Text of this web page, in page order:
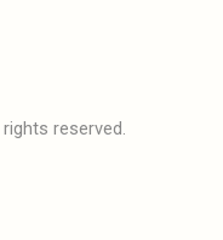
reserved.